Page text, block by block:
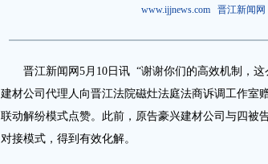
www.ijjnews.com 晋江新闻网
晋江新闻网5月10日讯 “谢谢你们的高效机制，这
建材公司代理人向晋江法院磁灶法庭法商诉调工作室
联动解纷模式点赞。此前，原告豪兴建材公司与四被
对接模式，得到有效化解。